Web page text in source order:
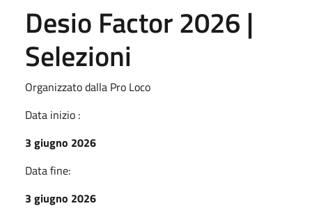
Desio Factor 2026 |
Selezioni
Organizzato dalla Pro Loco
Data inizio :
3 giugno 2026
Data fine:
3 giugno 2026